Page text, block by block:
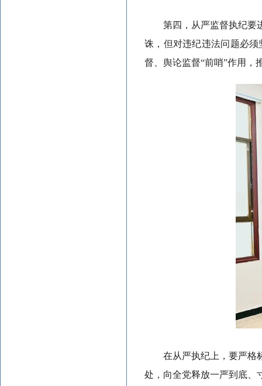
第四，从严监督执纪要
诛，但对违纪违法问题必
督、舆论监督“前哨”作用，
在从严执纪上，要严格
处，向全党释放一严到底、